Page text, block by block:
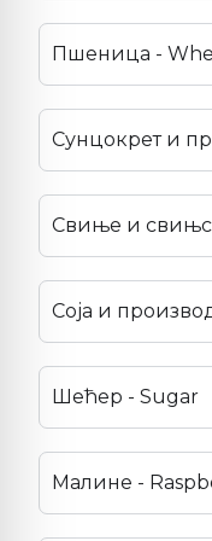
Пшеница -
Сунцокрет и
Свиње и
Соја и
Шећер - Sugar
Малине -